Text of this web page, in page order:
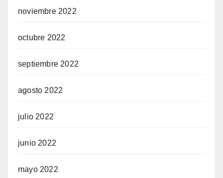
noviembre 2022
octubre 2022
septiembre 2022
agosto 2022
julio 2022
junio 2022
mayo 2022